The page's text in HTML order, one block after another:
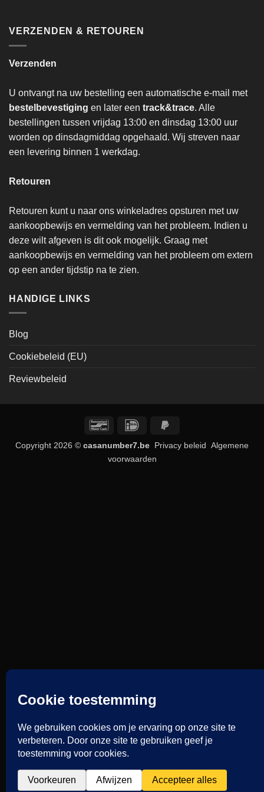
VERZENDEN & RETOUREN
Verzenden
U ontvangt na uw bestelling een automatische e-mail met
bestelbevestiging en later een track&trace. Alle
bestellingen tussen vrijdag 13:00 en dinsdag 13:00 uur
worden op dinsdagmiddag opgehaald. Wij streven naar
een levering binnen 1 werkdag.
Retouren
Retouren kunt u naar ons winkeladres opsturen met uw
aankoopbewijs en vermelding van het probleem. Indien u
deze wilt afgeven is dit ook mogelijk. Graag met
aankoopbewijs en vermelding van het probleem om extern
op een ander tijdstip na te zien.
HANDIGE LINKS
Blog
Cookiebeleid (EU)
Reviewbeleid
BancontactIDeal
Copyright 2026 © casanumber7.be Privacy beleid Algemene
voorwaarden